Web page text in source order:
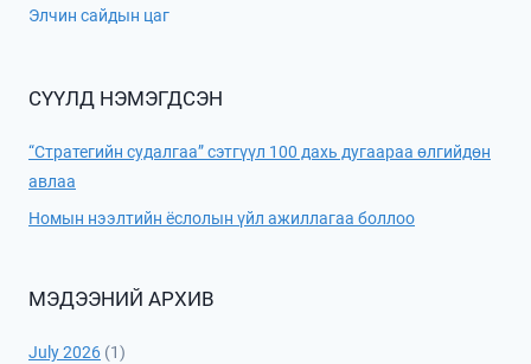
Элчин сайдын цаг
СҮҮЛД НЭМЭГДСЭН
“Стратегийн судалгаа” сэтгүүл 100 дахь дугаараа өлгийдөн
авлаа
Номын нээлтийн ёслолын үйл ажиллагаа боллоо
МЭДЭЭНИЙ АРХИВ
July 2026 (1)